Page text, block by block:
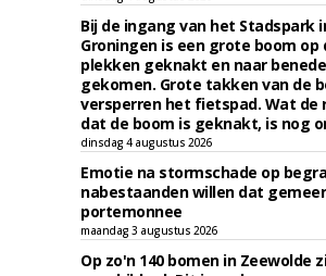
Bij de ingang van het Stadspark
Groningen is een grote boom op
plekken geknakt en naar
gekomen. Grote takken van de
versperren het fietspad. Wat de
dat de boom is geknakt, is nog
dinsdag 4 augustus 2026
Emotie na stormschade op
nabestaanden willen dat
portemonnee
maandag 3 augustus 2026
Op zo'n 140 bomen in Zeewolde